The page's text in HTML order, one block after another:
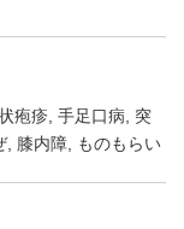
疱疹 手足口病
突
膝内障 ものもらい